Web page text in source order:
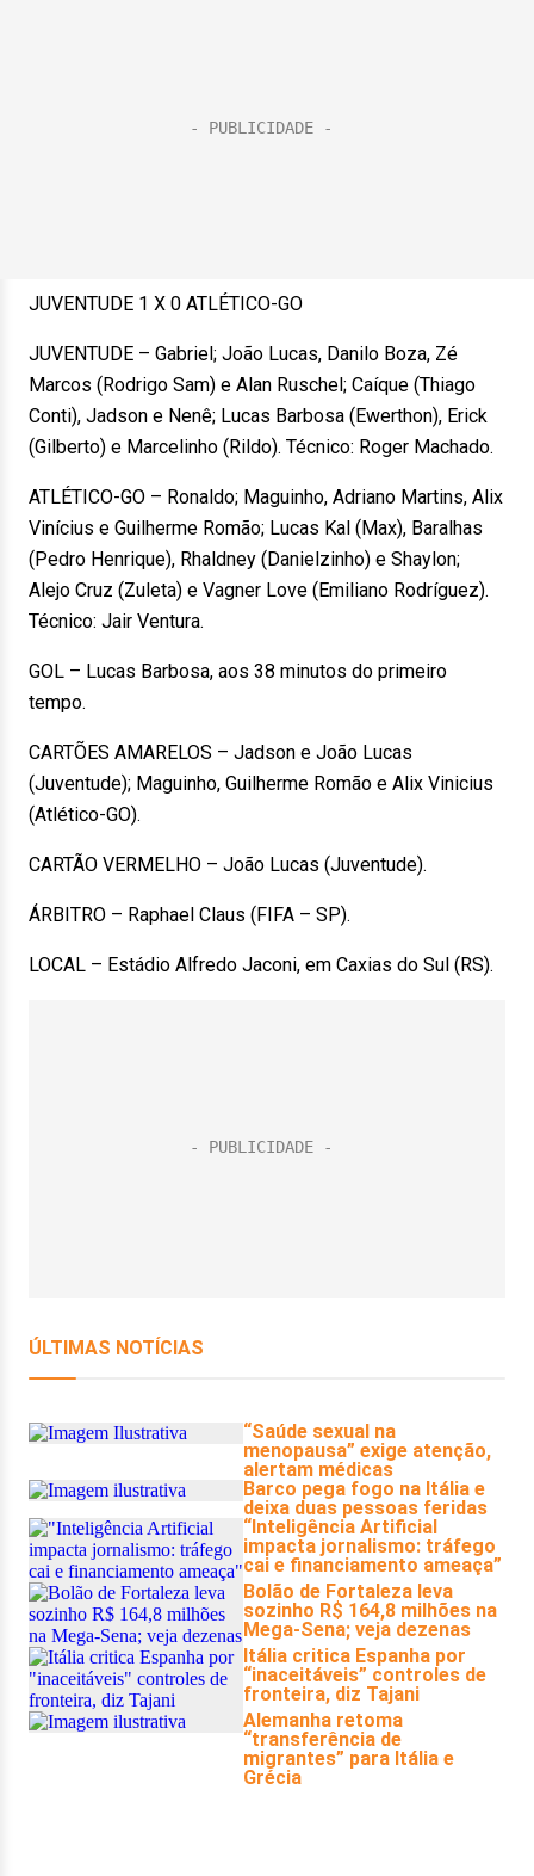
JUVENTUDE 1 X 0 ATLÉTICO-GO
JUVENTUDE – Gabriel; João Lucas, Danilo Boza, Zé
Marcos (Rodrigo Sam) e Alan Ruschel; Caíque (Thiago
Conti), Jadson e Nenê; Lucas Barbosa (Ewerthon), Erick
(Gilberto) e Marcelinho (Rildo). Técnico: Roger Machado.
ATLÉTICO-GO – Ronaldo; Maguinho, Adriano Martins, Alix
Vinícius e Guilherme Romão; Lucas Kal (Max), Baralhas
(Pedro Henrique), Rhaldney (Danielzinho) e Shaylon;
Alejo Cruz (Zuleta) e Vagner Love (Emiliano Rodríguez).
Técnico: Jair Ventura.
GOL – Lucas Barbosa, aos 38 minutos do primeiro
tempo.
CARTÕES AMARELOS – Jadson e João Lucas
(Juventude); Maguinho, Guilherme Romão e Alix Vinicius
(Atlético-GO).
CARTÃO VERMELHO – João Lucas (Juventude).
ÁRBITRO – Raphael Claus (FIFA – SP).
LOCAL – Estádio Alfredo Jaconi, em Caxias do Sul (RS).